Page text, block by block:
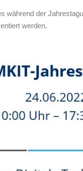
während der
werden.